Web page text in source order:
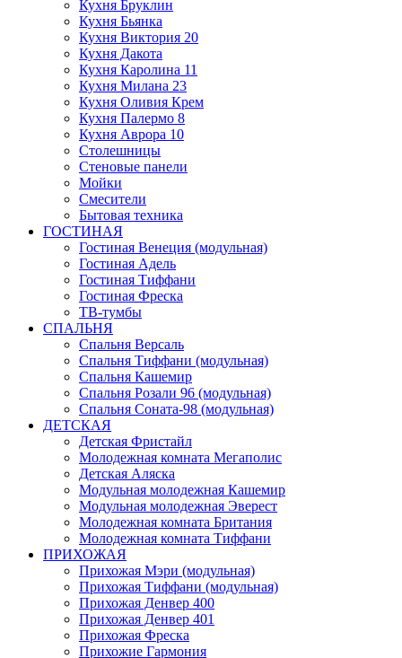
Кухня Бруклин
Кухня Бьянка
Кухня Виктория 20
Кухня Дакота
Кухня Каролина 11
Кухня Милана 23
Кухня Оливия Крем
Кухня Палермо 8
Кухня Аврора 10
Столешницы
Стеновые панели
Мойки
Смесители
Бытовая техника
ГОСТИНАЯ
Гостиная Венеция (модульная)
Гостиная Адель
Гостиная Тиффани
Гостиная Фреска
ТВ-тумбы
СПАЛЬНЯ
Спальня Версаль
Спальня Тиффани (модульная)
Спальня Кашемир
Спальня Розали 96 (модульная)
Спальня Соната-98 (модульная)
ДЕТСКАЯ
Детская Фристайл
Молодежная комната Мегаполис
Детская Аляска
Модульная молодежная Кашемир
Модульная молодежная Эверест
Молодежная комната Британия
Молодежная комната Тиффани
ПРИХОЖАЯ
Прихожая Мэри (модульная)
Прихожая Тиффани (модульная)
Прихожая Денвер 400
Прихожая Денвер 401
Прихожая Фреска
Прихожие Гармония